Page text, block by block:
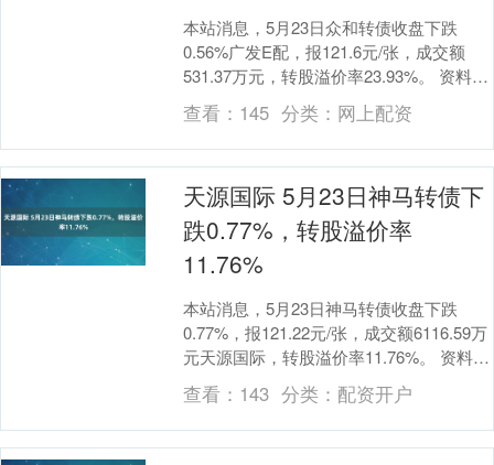
本站消息，5月23日众和转债收盘下跌
0.56%广发E配，报121.6元/张，成交额
531.37万元，转股溢价率23.93%。 资料显
示，众和转债信用级别为“AA....
查看： 145 分类： 网上配资
天源国际 5月23日神马转债下
跌0.77%，转股溢价率
11.76%
本站消息，5月23日神马转债收盘下跌
0.77%，报121.22元/张，成交额6116.59万
元天源国际，转股溢价率11.76%。 资料显
示，神马转债信用级别为“....
查看： 143 分类： 配资开户